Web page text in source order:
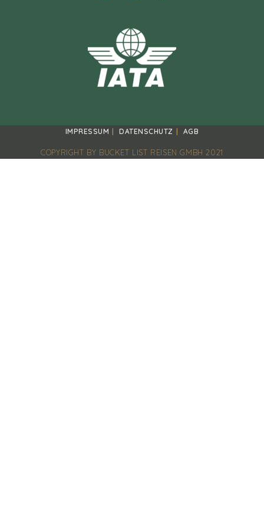
IMPRESSUM DATENSCHUTZ AGB
COPYRIGHT BY BUCKET LIST REISEN GMBH 2021